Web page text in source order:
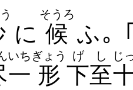
に 候
そうろ
ふ｡
一
いち
形
ぎょう
下至
げし じ